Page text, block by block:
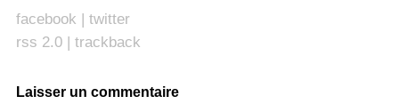
facebook | twitter
rss 2.0| trackback
Laisser un commentaire